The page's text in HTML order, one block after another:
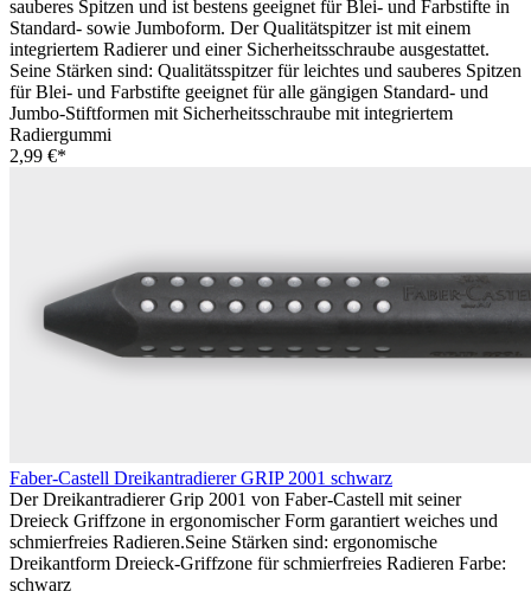
sauberes Spitzen und ist bestens geeignet für Blei- und Farbstifte in
Standard- sowie Jumboform. Der Qualitätspitzer ist mit einem
integriertem Radierer und einer Sicherheitsschraube ausgestattet.
Seine Stärken sind: Qualitätsspitzer für leichtes und sauberes Spitzen
für Blei- und Farbstifte geeignet für alle gängigen Standard- und
Jumbo-Stiftformen mit Sicherheitsschraube mit integriertem
Radiergummi
2,99 €*
Faber-Castell Dreikantradierer GRIP 2001 schwarz
Der Dreikantradierer Grip 2001 von Faber-Castell mit seiner
Dreieck Griffzone in ergonomischer Form garantiert weiches und
schmierfreies Radieren.Seine Stärken sind: ergonomische
Dreikantform Dreieck-Griffzone für schmierfreies Radieren Farbe:
schwarz